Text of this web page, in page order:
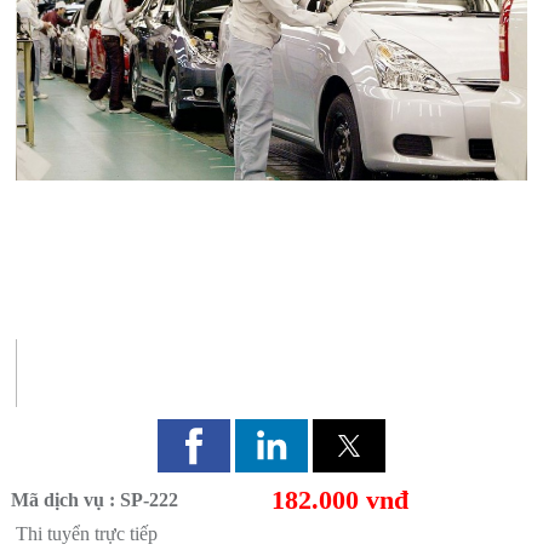
Mã dịch vụ : SP-222 182.000 vnđ
Thi tuyển trực tiếp